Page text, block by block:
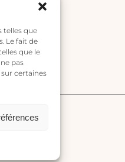
telles que
Le fait de
que le
pas
certaines
avec*